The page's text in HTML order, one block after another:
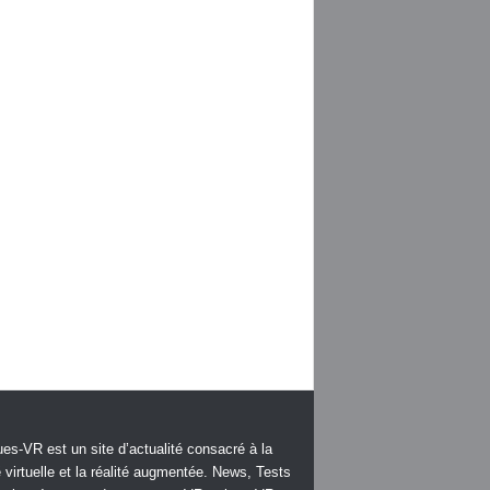
VR est un site d’actualité consacré à la
virtuelle et la réalité augmentée. News, Tests